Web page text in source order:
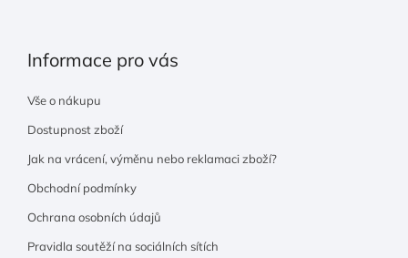
Informace pro vás
Vše o nákupu
Dostupnost zboží
Jak na vrácení, výměnu nebo reklamaci zboží?
Obchodní podmínky
Ochrana osobních údajů
Pravidla soutěží na sociálních sítích